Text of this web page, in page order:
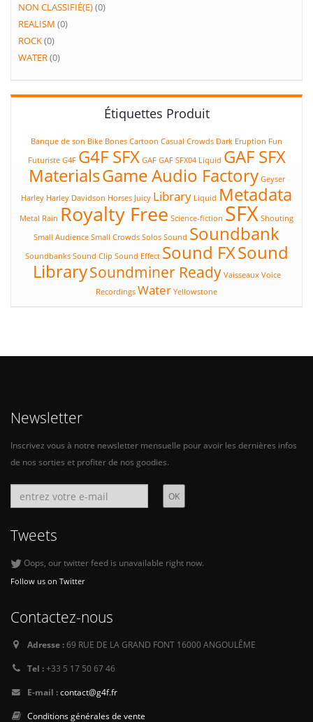
NON CLASSIFIÉ(E)(0)
REALISM (0)
ROCK(0)
WATER(0)
Étiquettes Produit
Banque de son Bike Bones Cartoon Casual Crowds Dark Eruption Fun
Futuriste G4F G4F SFX GAF GAF SFX04 Liquid GAF SFX
MaterialsGame Audio Factory Geyser
Harley Harley Davidson Horses Juicy Library Liquid Metadata
Metal Rain Royalty Free Science-fiction SFX Shouting
Small Audience Small Crowds Solos Sound Soundbank
Soundbanks Sound Clip Sound Effect Sound FXSound
LibrarySoundminer Ready Vaisseaux Voice
Recordings Water Yellowstone
Newsletter
Inscrivez vous à notre newsletter mensuelle pour avoir les dernières infos
de nos sorties et profiter de nos goodies.
Tweets
Oops, our twitter feed is unavailable right now.
Follow us on Twitter
Contactez-nous
Adresse :69 RUE DE LA GRAND FONT 16000 ANGOULÊME
Tel :+33 5 17 50 67 46
E-mail :contact@g4f.fr
Conditions générales de vente